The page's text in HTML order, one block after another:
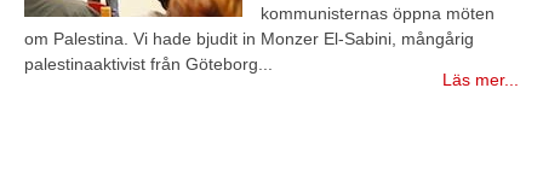
kommunisternas öppna möten
om Palestina. Vi hade bjudit in Monzer El-Sabini, mångårig
palestinaaktivist från Göteborg...
Läs mer...